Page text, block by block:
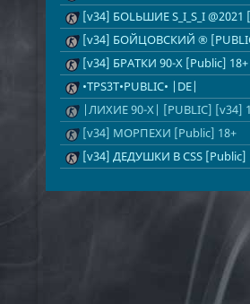
[v34] БОLЬШИЕ S_I_S_I @2021
[v34] БОЙЦОВСКИЙ ®
[v34] БРАТКИ 90-Х [Public] 18+
•TPS3T•PUBLIC• |DE|
|ЛИХИЕ 90-Х| [PUBLIC] [v34]
[v34] МОРПЕХИ [Public] 18+
[v34] ДЕДУШКИ В CSS [Public]